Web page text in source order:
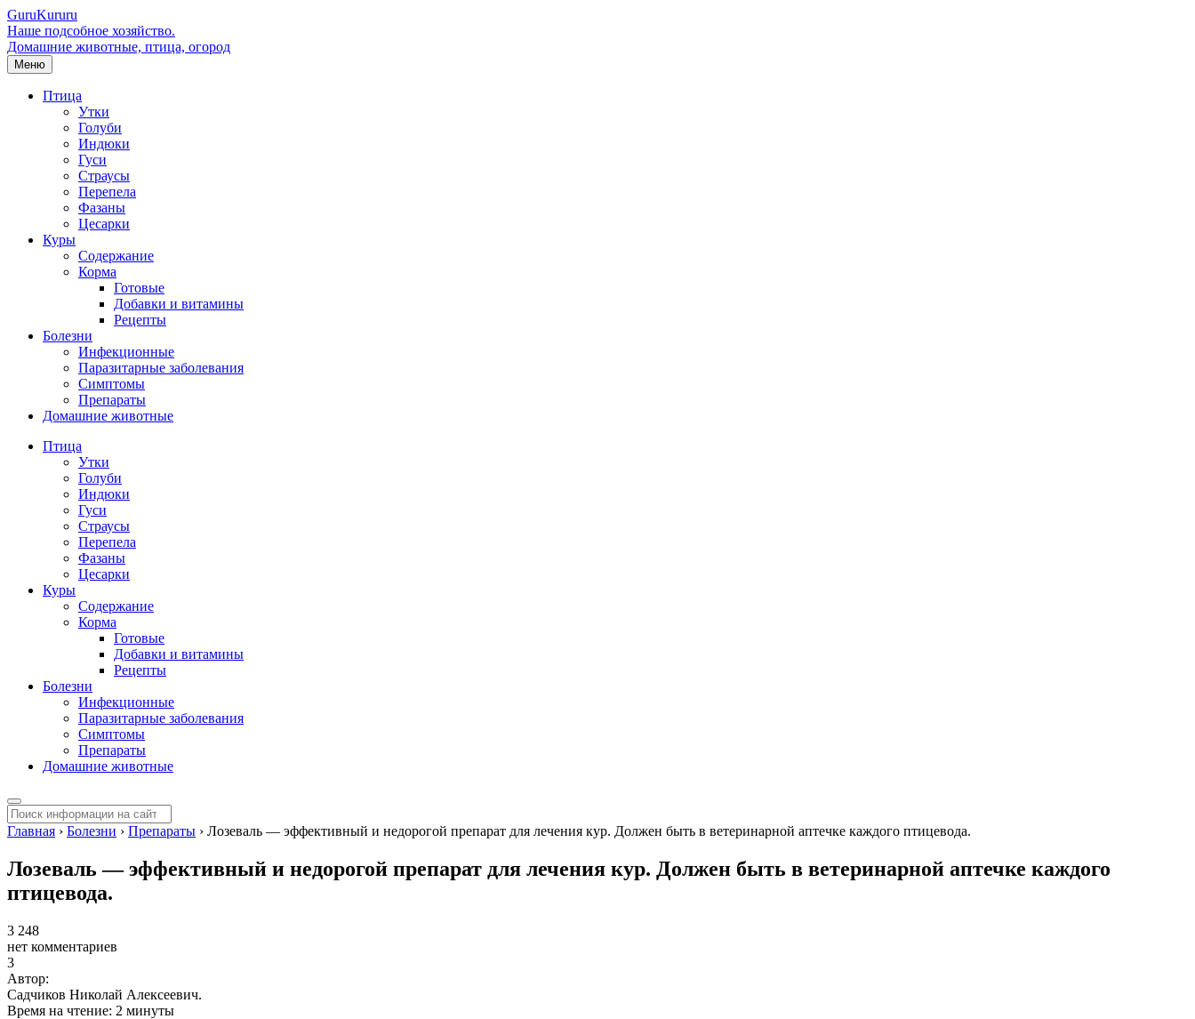
GuruKururu
Наше подсобное хозяйство.
Домашние животные, птица, огород
Меню
Птица
Утки
Голуби
Индюки
Гуси
Страусы
Перепела
Фазаны
Цесарки
Куры
Содержание
Корма
Готовые
Добавки и витамины
Рецепты
Болезни
Инфекционные
Паразитарные заболевания
Симптомы
Препараты
Домашние животные
Птица
Утки
Голуби
Индюки
Гуси
Страусы
Перепела
Фазаны
Цесарки
Куры
Содержание
Корма
Готовые
Добавки и витамины
Рецепты
Болезни
Инфекционные
Паразитарные заболевания
Симптомы
Препараты
Домашние животные
Главная › Болезни › Препараты › Лозеваль — эффективный и недорогой препарат для лечения кур. Должен быть в ветеринарной аптечке каждого птицевода.
Лозеваль — эффективный и недорогой препарат для лечения кур. Должен быть в ветеринарной аптечке каждого
птицевода.
3 248
нет комментариев
3
Автор:
Садчиков Николай Алексеевич.
Время на чтение: 2 минуты